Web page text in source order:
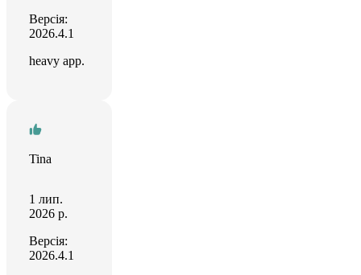
Версія:
2026.4.1
heavy app.
Tina
1 лип.
2026 р.
Версія:
2026.4.1